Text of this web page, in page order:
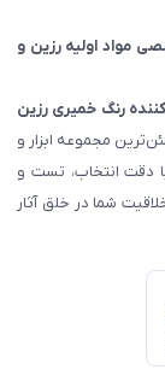
مرجع تخصصی مواد اولیه رزین و
رنگ خمیری رزین
مجموعه ابزار و
دقت انتخاب، تست و
شما در خلق آثار